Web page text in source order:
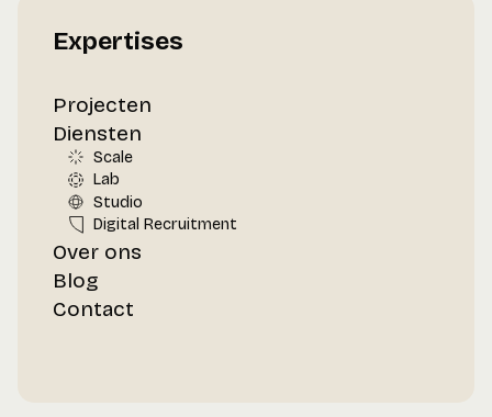
Expertises
Projecten
Diensten
Scale
Lab
Studio
Digital Recruitment
Over ons
Blog
Contact